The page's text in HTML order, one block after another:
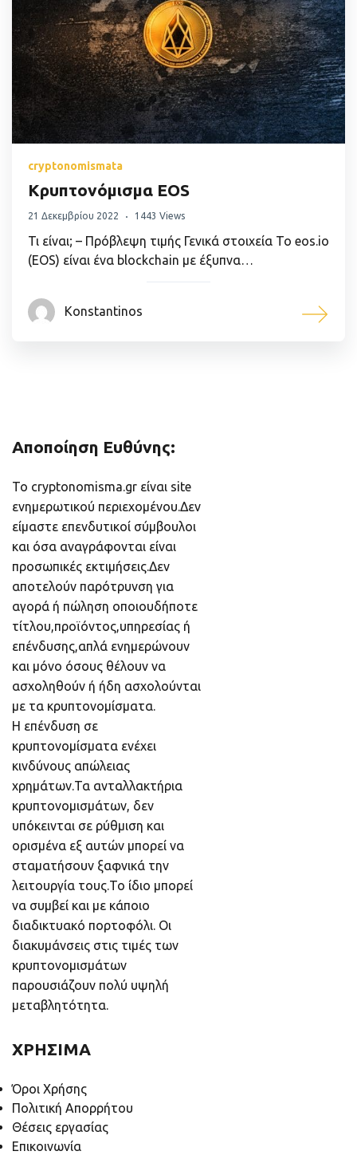
cryptonomismata
Κρυπτονόμισμα EOS
21 Δεκεμβρίου 2022 1443 Views
Τι είναι; – Πρόβλεψη τιμής Γενικά στοιχεία Το eos.io
(EOS) είναι ένα blockchain με έξυπνα…
Konstantinos
Αποποίηση Ευθύνης:
Το cryptonomisma.gr είναι site
ενημερωτικού περιεχομένου.Δεν
είμαστε επενδυτικοί σύμβουλοι
και όσα αναγράφονται είναι
προσωπικές εκτιμήσεις.Δεν
αποτελούν παρότρυνση για
αγορά ή πώληση οποιουδήποτε
τίτλου,προϊόντος,υπηρεσίας ή
επένδυσης,απλά ενημερώνουν
και μόνο όσους θέλουν να
ασχοληθούν ή ήδη ασχολούνται
με τα κρυπτονομίσματα.
Η επένδυση σε
κρυπτονομίσματα ενέχει
κινδύνους απώλειας
χρημάτων.Τα ανταλλακτήρια
κρυπτονομισμάτων, δεν
υπόκεινται σε ρύθμιση και
ορισμένα εξ αυτών μπορεί να
σταματήσουν ξαφνικά την
λειτουργία τους.Το ίδιο μπορεί
να συμβεί και με κάποιο
διαδικτυακό πορτοφόλι. Οι
διακυμάνσεις στις τιμές των
κρυπτονομισμάτων
παρουσιάζουν πολύ υψηλή
μεταβλητότητα.
ΧΡΗΣΙΜΑ
Όροι Χρήσης
Πολιτική Απορρήτου
Θέσεις εργασίας
Επικοινωνία